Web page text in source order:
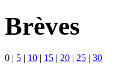
Brèves
0 | 5 | 10 | 15 | 20 | 25 | 30